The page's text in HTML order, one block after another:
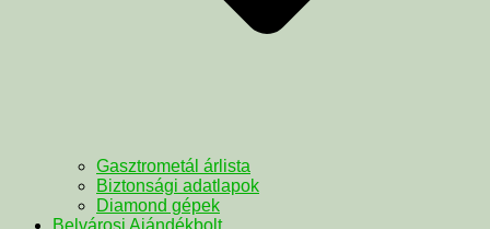
Gasztrometál árlista
Biztonsági adatlapok
Diamond gépek
Belvárosi Ajándékbolt